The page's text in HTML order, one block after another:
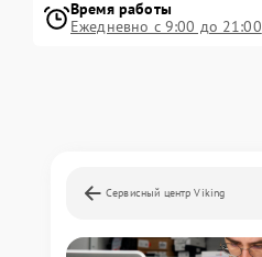
Время работы
Ежедневно с 9:00 до 21:00
Сервисный центр Viking